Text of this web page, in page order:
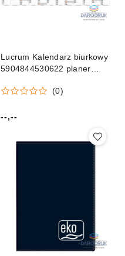
Lucrum Kalendarz biurkowy
5904844530622 planer
Lucrum (BF03)
(0)
Cena:
--,--